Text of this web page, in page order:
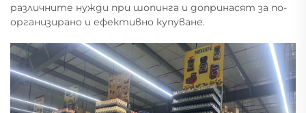
различните нужди при шопинга и допринасят за по-
организирано и ефективно купуване.